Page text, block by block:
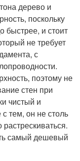
дерево и
поскольку
быстрее, и стоит
не требует
с
поэтому не
стен при
чистый и
тем, он не столь
самый дешевый